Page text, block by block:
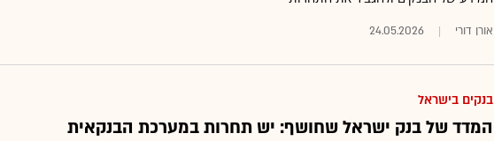
אורן דורי 24.05.2026
בנקים בישראל
המדד של בנק ישראל שחושף: יש תחרות במערכת הבנקאית